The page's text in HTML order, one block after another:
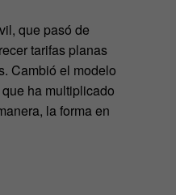
que pasó de
tarifas planas
Cambió el modelo
ha multiplicado
la forma en